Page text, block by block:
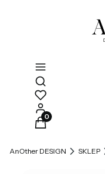
Otwórz
Produkty w
AnOther DESIGN SKLEP